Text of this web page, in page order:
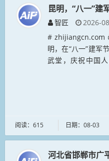
昆明，“八一”建
智匠
2026-
# zhijiangcn.com
明，在“八一”建军
武堂，庆祝中国
阅读：615 日期：08-03
河北省邯郸市广